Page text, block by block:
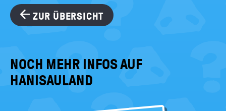
ZUR ÜBERSICHT
NOCH MEHR INFOS AUF
HANISAULAND